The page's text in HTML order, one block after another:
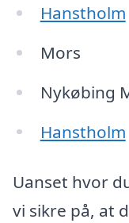
Hanstholm
Mors
Nykøbing
Hanstholm
Uanset hvor
vi sikre på, at